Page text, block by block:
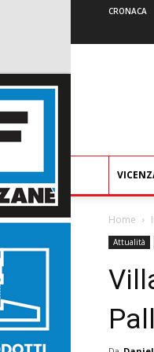
CRONACA
Home
Attualità